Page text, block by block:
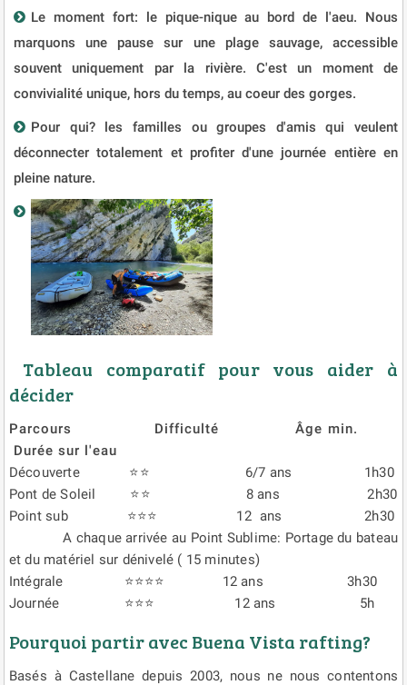
Le moment fort: le pique-nique au bord de l'aeu. Nous
marquons une pause sur une plage sauvage, accessible
souvent uniquement par la rivière. C'est un moment de
convivialité unique, hors du temps, au coeur des gorges.
Pour qui? les familles ou groupes d'amis qui veulent
déconnecter totalement et profiter d'une journée entière en
pleine nature.
Tableau comparatif pour vous aider à
décider
Parcours Difficulté Âge min.
Durée sur l'eau
Découverte ⭐⭐ 6/7 ans 1h30
Pont de Soleil ⭐⭐ 8 ans 2h30
Point sub ⭐⭐⭐ 12 ans 2h30
A chaque arrivée au Point Sublime: Portage du bateau
et du matériel sur dénivelé ( 15 minutes)
Intégrale ⭐⭐⭐⭐ 12 ans 3h30
Journée ⭐⭐⭐ 12 ans 5h
Pourquoi partir avec Buena Vista rafting?
Basés à Castellane depuis 2003, nous ne nous contentons